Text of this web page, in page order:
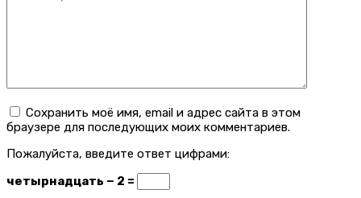
Сохранить моё имя, email и адрес сайта в этом
браузере для последующих моих комментариев.
Пожалуйста, введите ответ цифрами:
четырнадцать − 2 =